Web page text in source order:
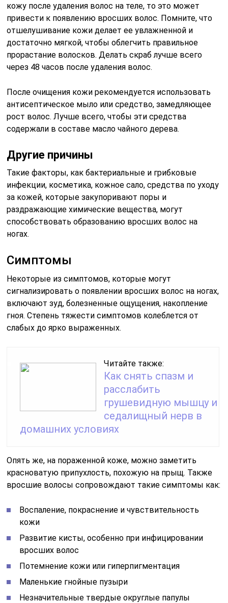
кожу после удаления волос на теле, то это может
привести к появлению вросших волос. Помните, что
отшелушивание кожи делает ее увлажненной и
достаточно мягкой, чтобы облегчить правильное
прорастание волосков. Делать скраб лучше всего
через 48 часов после удаления волос.
После очищения кожи рекомендуется использовать
антисептическое мыло или средство, замедляющее
рост волос. Лучше всего, чтобы эти средства
содержали в составе масло чайного дерева.
Другие причины
Такие факторы, как бактериальные и грибковые
инфекции, косметика, кожное сало, средства по уходу
за кожей, которые закупоривают поры и
раздражающие химические вещества, могут
способствовать образованию вросших волос на
ногах.
Симптомы
Некоторые из симптомов, которые могут
сигнализировать о появлении вросших волос на ногах,
включают зуд, болезненные ощущения, накопление
гноя. Степень тяжести симптомов колеблется от
слабых до ярко выраженных.
Читайте также:
Как снять спазм и
расслабить
грушевидную мышцу и
седалищный нерв в
домашних условиях
Опять же, на пораженной коже, можно заметить
красноватую припухлость, похожую на прыщ. Также
вросшие волосы сопровождают такие симптомы как:
Воспаление, покраснение и чувствительность
кожи
Развитие кисты, особенно при инфицировании
вросших волос
Потемнение кожи или гиперпигментация
Маленькие гнойные пузыри
Незначительные твердые округлые папулы